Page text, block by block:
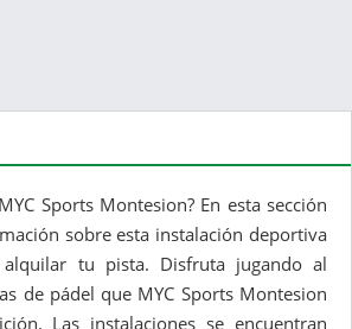
Sports Montesion? En esta sección
sobre esta instalación deportiva
tu pista. Disfruta jugando al
de pádel que MYC Sports Montesion
Las instalaciones se encuentran